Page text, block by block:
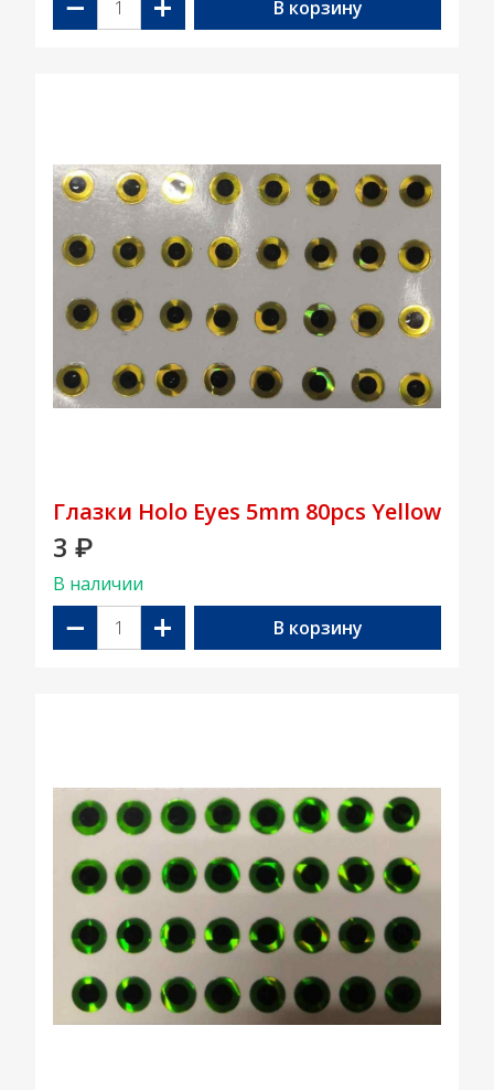
В корзину
Глазки Holo Eyes 5mm 80pcs Yellow
3 ₽
В наличии
− + В корзину